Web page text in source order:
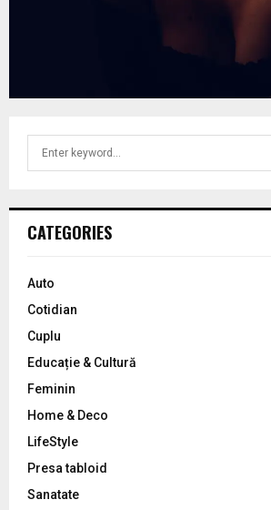
h
o
:
CATEGORIES
Auto
Cotidian
Cuplu
Educație & Cultură
Feminin
Home & Deco
LifeStyle
Presa tabloid
Sanatate